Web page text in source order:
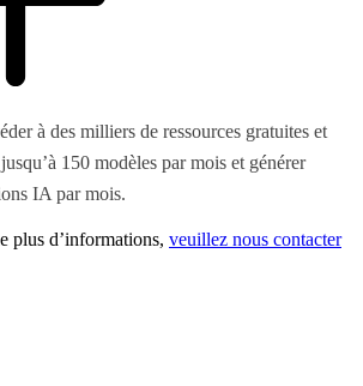
à des milliers de ressources gratuites et
150 modèles par mois et générer
IA par mois.
plus d’informations, veuillez nous contacter